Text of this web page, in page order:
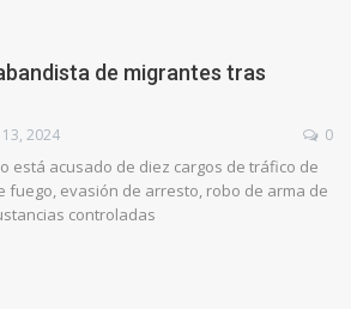
de migrantes tras
2024 0
está acusado de diez cargos de tráfico de
fuego, evasión de arresto, robo de arma de
controladas